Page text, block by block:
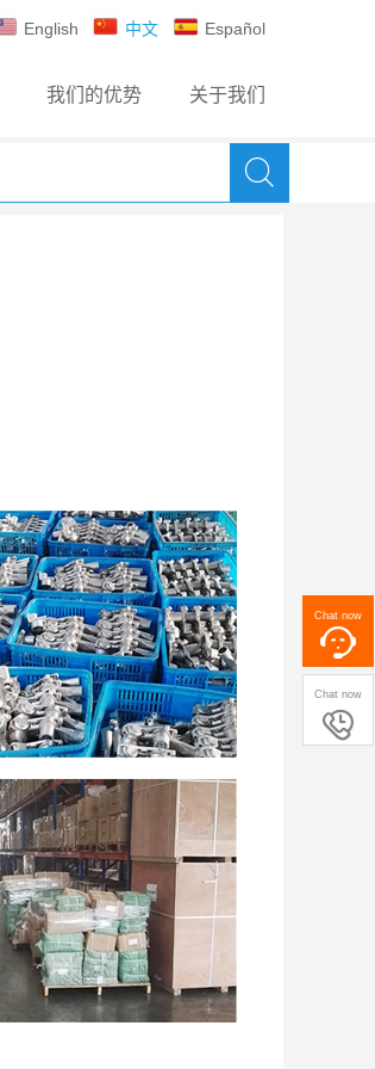
English 中文 Español
我们的优势 关于我们
Chat now
Chat now
